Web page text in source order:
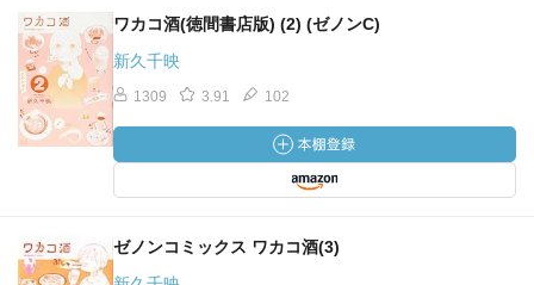
ワカコ酒(徳間書店版) (2) (ゼノンC)
新久千映
1309 3.91 102
ゼノンコミックス ワカコ酒(3)